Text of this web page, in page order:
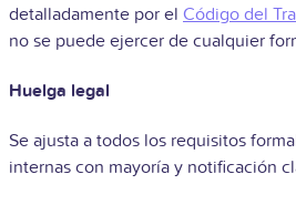
detalladamente por el Código del
no se puede ejercer de cualquier
Huelga legal
Se ajusta a todos los requisitos
internas con mayoría y notificación